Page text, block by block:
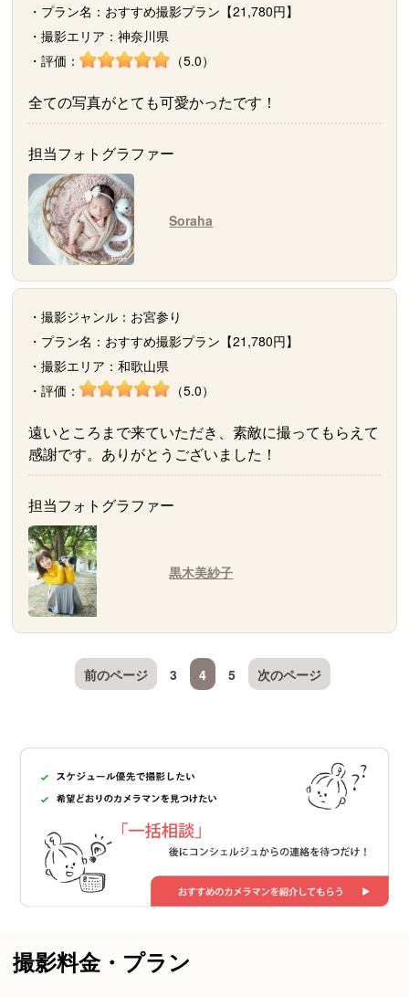
・プラン名：おすすめ撮影プラン【21,780円】
・撮影エリア：神奈川県
・評価：
（5.0）
全ての写真がとても可愛かったです！
担当フォトグラファー
Soraha
・撮影ジャンル：お宮参り
・プラン名：おすすめ撮影プラン【21,780円】
・撮影エリア：和歌山県
・評価：
（5.0）
遠いところまで来ていただき、素敵に撮ってもらえて
感謝です。ありがとうございました！
担当フォトグラファー
黒木美紗子
前のページ 3 4 5 次のページ
撮影料金・プラン